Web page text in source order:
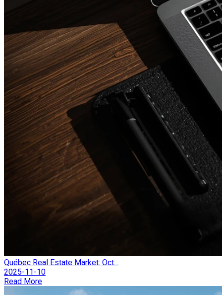
Québec Real Estate Market: Oct...
2025-11-10
Read More